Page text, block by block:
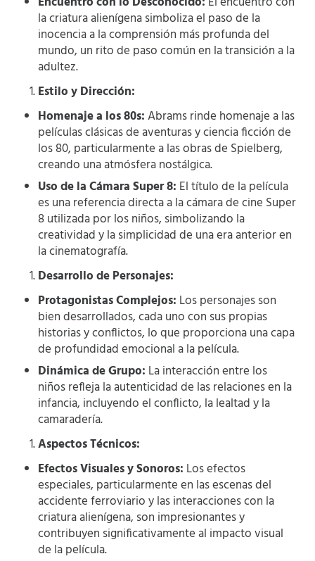
la criatura alienígena simboliza el paso de la
inocencia a la comprensión más profunda del
mundo, un rito de paso común en la transición a la
adultez.
Estilo y Dirección:
Homenaje a los 80s:Abrams rinde homenaje a las
películas clásicas de aventuras y ciencia ficción de
los 80, particularmente a las obras de Spielberg,
creando una atmósfera nostálgica.
Uso de la Cámara Super 8: El título de la película
es una referencia directa a la cámara de cine Super
8 utilizada por los niños, simbolizando la
creatividad y la simplicidad de una era anterior en
la cinematografía.
Desarrollo de Personajes:
Protagonistas Complejos: Los personajes son
bien desarrollados, cada uno con sus propias
historias y conflictos, lo que proporciona una capa
de profundidad emocional a la película.
Dinámica de Grupo: La interacción entre los
niños refleja la autenticidad de las relaciones en la
infancia, incluyendo el conflicto, la lealtad y la
camaradería.
Aspectos Técnicos:
Efectos Visuales y Sonoros: Los efectos
especiales, particularmente en las escenas del
accidente ferroviario y las interacciones con la
criatura alienígena, son impresionantes y
contribuyen significativamente al impacto visual
de la película.